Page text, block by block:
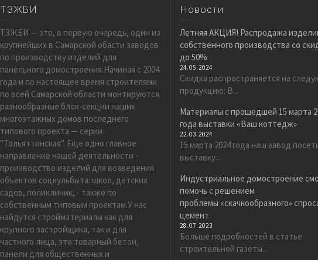
ТЗЖБИ
ТЗЖБИ — это, в первую очередь, один из
крупнейших в Самарской обасти заводов
по производству изделий для
панельного домостроения.Начиная с 2004
года и по настоящее время строителями
по всей Самарской области монтируются
разнообразные блок-секции наших
многоэтажных домов последнего
типового проекта — серии
"Тольяттинская". Еще одно главное
направление нашей деятельности -
производство изделий для возведения
объектов соцкульбыта: школ, детских
садов, поликлиник, - также по
собственным типовым проектам.У нас
найдутся стройматериалы как для
крупного застройщика, так и для
частного лица, это:товарный бетон,
панели для общественных и
Новости
Летняя АКЦИЯ! Распродажа
собственного производства со
до 50%
24.05.2024
Скидка распространяется на
продукцию: В...
Материалы с прошедшей 15 марта
года выставки «Ваш коттедж»
22.03.2024
15 марта 2024 года наш завод
выставку...
Индустриальное домостроение
помочь с решением
проблемы «скачкообразного»
цемент.
28.07.2023
Больше подробностей в статье
строительной газеты...